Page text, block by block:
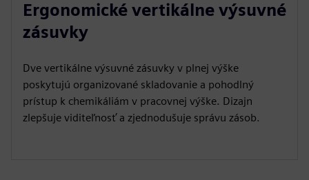
Ergonomické vertikálne výsuvné
zásuvky
Dve vertikálne výsuvné zásuvky v plnej výške
poskytujú organizované skladovanie a pohodlný
prístup k chemikáliám v pracovnej výške. Dizajn
zlepšuje viditeľnosť a zjednodušuje správu zásob.